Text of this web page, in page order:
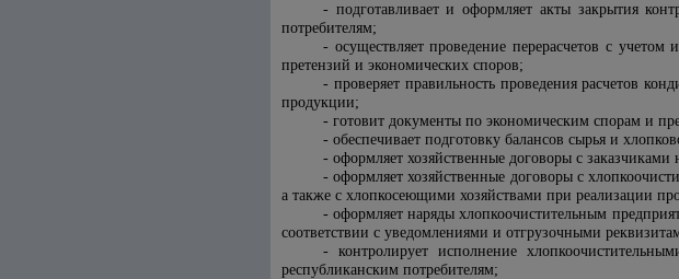
- подготавливает и оформляет акты закрытия
потребителям;
- осуществляет проведение перерасчетов с
претензий и экономических споров;
- проверяет правильность проведения расчетов
продукции;
- готовит документы по экономическим спорам и
- обеспечивает подготовку балансов сырья и
- оформляет хозяйственные договоры с
- оформляет хозяйственные договоры с
а также с хлопкосеющими хозяйствами при реализации
- оформляет наряды хлопкоочистительным
соответствии с уведомлениями и отгрузочными
- контролирует исполнение
республиканским потребителям;